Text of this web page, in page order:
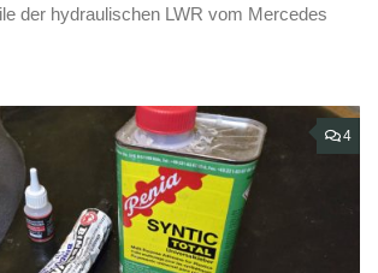
der hydraulischen LWR vom Mercedes
4